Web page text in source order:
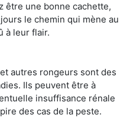
être une bonne cachette,
le chemin qui mène au
à leur flair.
autres rongeurs sont des
Ils peuvent être à
insuffisance rénale
des cas de la peste.